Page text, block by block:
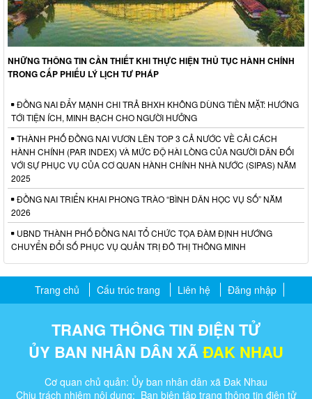
NHỮNG THÔNG TIN CẦN THIẾT KHI THỰC HIỆN THỦ TỤC HÀNH CHÍNH
TRONG CẤP PHIẾU LÝ LỊCH TƯ PHÁP
ĐỒNG NAI ĐẨY MẠNH CHI TRẢ BHXH KHÔNG DÙNG TIỀN MẶT: HƯỚNG
TỚI TIỆN ÍCH, MINH BẠCH CHO NGƯỜI HƯỞNG
THÀNH PHỐ ĐỒNG NAI VƯƠN LÊN TOP 3 CẢ NƯỚC VỀ CẢI CÁCH
HÀNH CHÍNH (PAR INDEX) VÀ MỨC ĐỘ HÀI LÒNG CỦA NGƯỜI DÂN ĐỐI
VỚI SỰ PHỤC VỤ CỦA CƠ QUAN HÀNH CHÍNH NHÀ NƯỚC (SIPAS) NĂM
2025
ĐỒNG NAI TRIỂN KHAI PHONG TRÀO “BÌNH DÂN HỌC VỤ SỐ” NĂM
2026
UBND THÀNH PHỐ ĐỒNG NAI TỔ CHỨC TỌA ĐÀM ĐỊNH HƯỚNG
CHUYỂN ĐỔI SỐ PHỤC VỤ QUẢN TRỊ ĐÔ THỊ THÔNG MINH
Trang chủ Cấu trúc trang Liên hệ Đăng nhập
TRANG THÔNG TIN ĐIỆN TỬ
ỦY BAN NHÂN DÂN XÃĐAK NHAU
Cơ quan chủ quản: Ủy ban nhân dân xã Đak Nhau
Chịu trách nhiệm nội dung: Ban biên tập trang thông tin điện tử